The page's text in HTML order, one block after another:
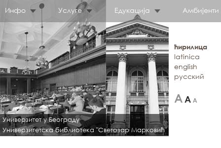
Инфо Услуге Едукација Амбијенти
Универзитет у Београду
Универзитетска библиотека "Светозар Марковић"
ћирилица
latinica
english
русский